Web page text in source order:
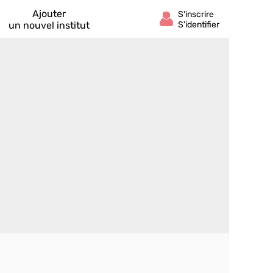
Ajouter
un nouvel institut